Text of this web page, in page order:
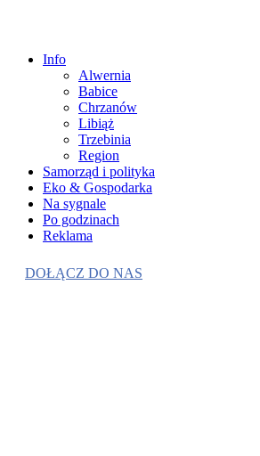
Info
Alwernia
Babice
Chrzanów
Libiąż
Trzebinia
Region
Samorząd i polityka
Eko & Gospodarka
Na sygnale
Po godzinach
Reklama
DOŁĄCZ DO NAS